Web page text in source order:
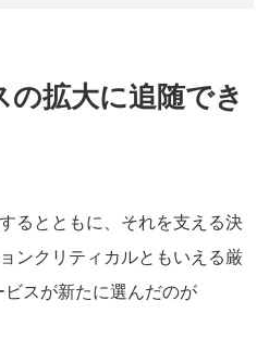
拡大に追随でき
るとともに、それを支える決
ンクリティカルともいえる厳
スが新たに選んだのが